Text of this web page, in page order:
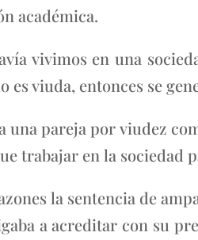
académica.
vivimos en una
es viuda, entonces se
una pareja por viudez
trabajar en la sociedad
la sentencia de
a acreditar con su